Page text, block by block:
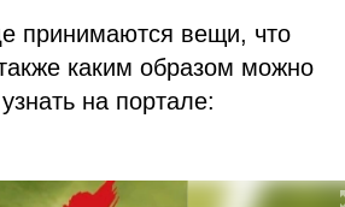
принимаются вещи, что
каким образом можно
на портале: